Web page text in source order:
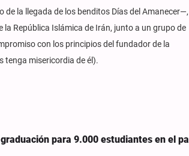
la llegada de los benditos Días del Amanecer—,
República Islámica de Irán, junto a un grupo de
con los principios del fundador de la
tenga misericordia de él).
para 9.000 estudiantes en el